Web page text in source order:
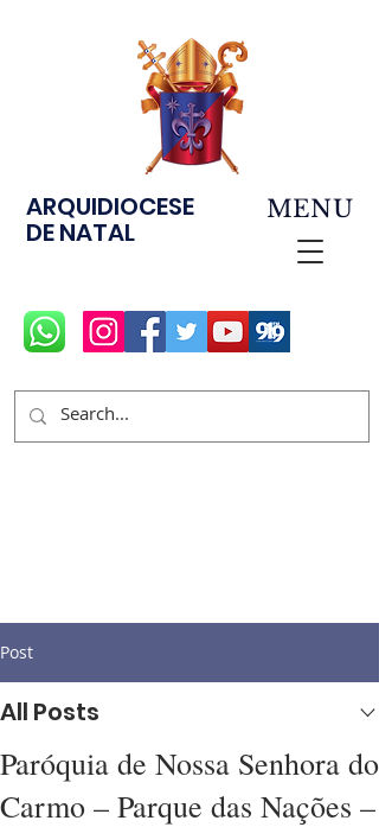
ARQUIDIOCESE
DE NATAL
MENU
Post
All Posts
Paróquia de Nossa Senhora do
Carmo – Parque das Nações –